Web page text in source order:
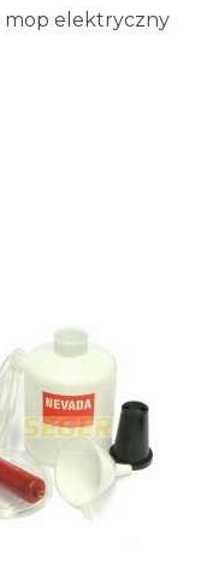
mop elektryczny